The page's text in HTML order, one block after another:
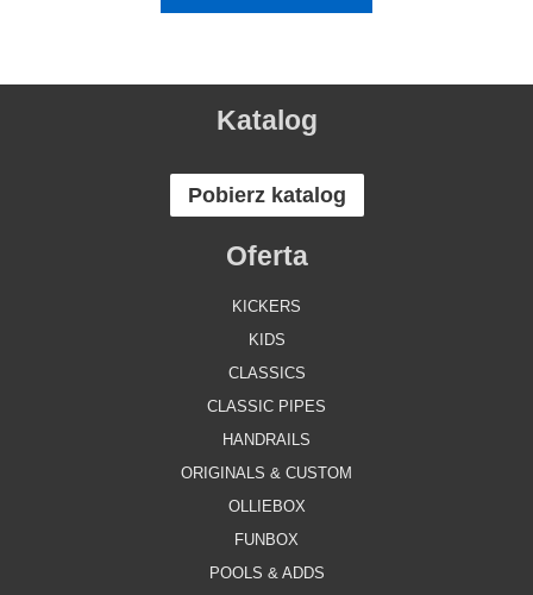
Katalog
Pobierz katalog
Oferta
KICKERS
KIDS
CLASSICS
CLASSIC PIPES
HANDRAILS
ORIGINALS & CUSTOM
OLLIEBOX
FUNBOX
POOLS & ADDS